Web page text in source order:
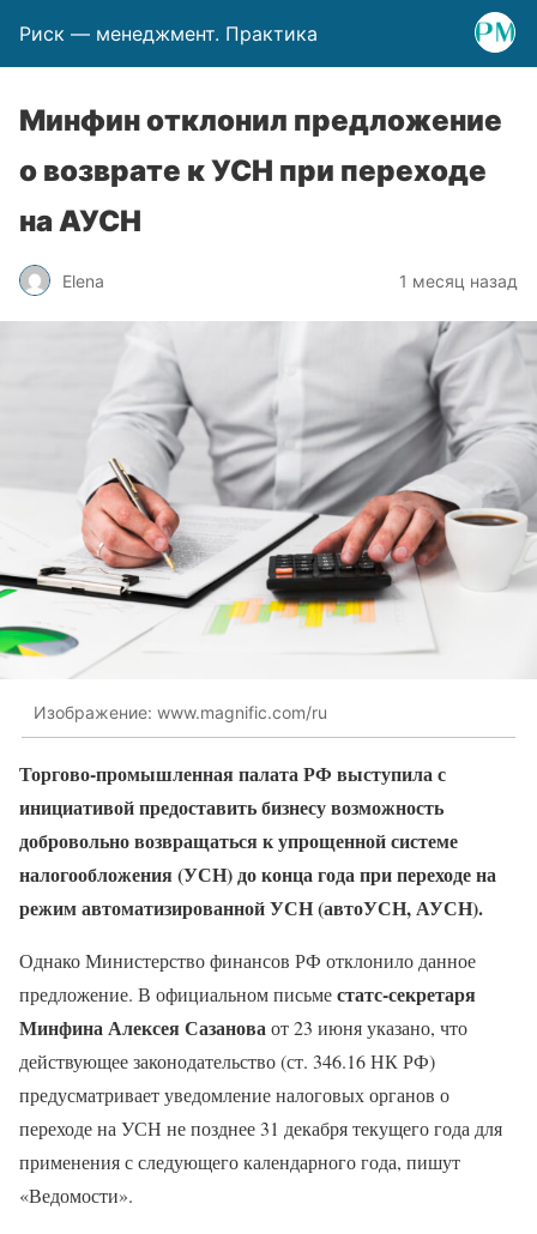
Риск — менеджмент. Практика
Минфин отклонил предложение
о возврате к УСН при переходе
на АУСН
Elena 1 месяц назад
Изображение: www.magnific.com/ru
Торгово-промышленная палата РФ выступила с
инициативой предоставить бизнесу возможность
добровольно возвращаться к упрощенной системе
налогообложения (УСН) до конца года при переходе на
режим автоматизированной УСН (автоУСН, АУСН).
Однако Министерство финансов РФ отклонило данное
предложение. В официальном письместатс-секретаря
Минфина Алексея Сазановаот 23 июня указано, что
действующее законодательство (ст. 346.16 НК РФ)
предусматривает уведомление налоговых органов о
переходе на УСН не позднее 31 декабря текущего года для
применения с следующего календарного года, пишут
«Ведомости».